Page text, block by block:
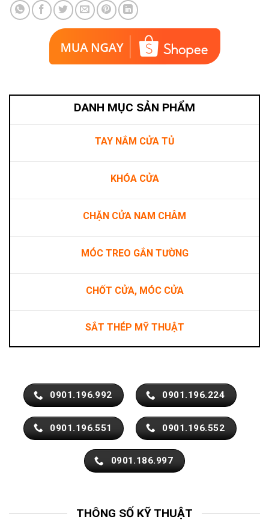
DANH MỤC SẢN PHẨM
TAY NẮM CỬA TỦ
KHÓA CỬA
CHẶN CỬA NAM CHÂM
MÓC TREO GẮN TƯỜNG
CHỐT CỬA, MÓC CỬA
SẮT THÉP MỸ THUẬT
0901.196.992 0901.196.224
0901.196.551 0901.196.552
0901.186.997
THÔNG SỐ KỸ THUẬT